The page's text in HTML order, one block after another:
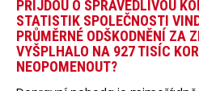
PŘIJDOU O SPRAVEDLIVOU
STATISTIK SPOLEČNOSTI
PRŮMĚRNÉ ODŠKODNĚNÍ ZA
VYŠPLHALO NA 927 TISÍC
NEOPOMENOUT?